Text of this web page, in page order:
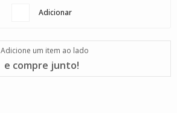
Adicionar
Adicione um item ao lado
e compre junto!